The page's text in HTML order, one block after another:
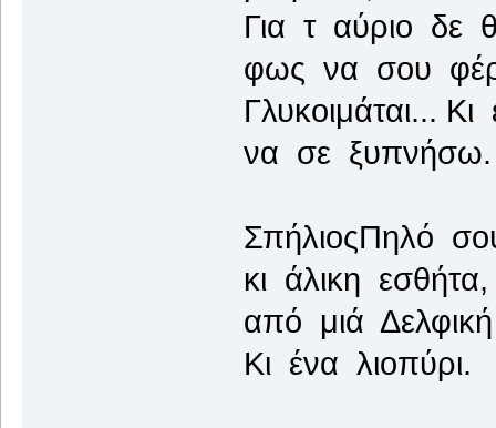
Για τ αύριο δε
φως να σου
Γλυκοιμάται... Κι
να σε ξυπνήσω.
ΣπήλιοςΠηλό
κι άλικη
από μιά
Κι ένα λιοπύρι.